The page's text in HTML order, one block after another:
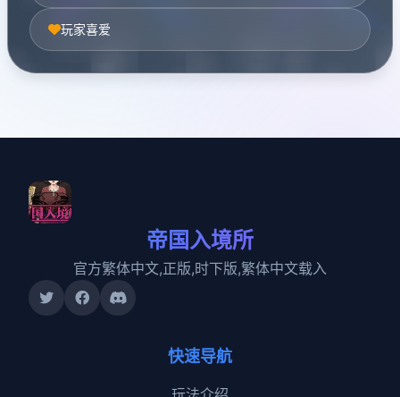
玩家喜爱
帝国入境所
官方繁体中文,正版,时下版,繁体中文载入
快速导航